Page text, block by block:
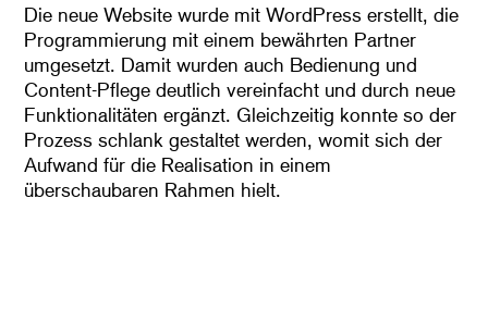
Die neue Website wurde mit WordPress erstellt, die
Programmierung mit einem bewährten Partner
umgesetzt. Damit wurden auch Bedienung und
Content-Pflege deutlich vereinfacht und durch neue
Funktionalitäten ergänzt. Gleichzeitig konnte so der
Prozess schlank gestaltet werden, womit sich der
Aufwand für die Realisation in einem
überschaubaren Rahmen hielt.